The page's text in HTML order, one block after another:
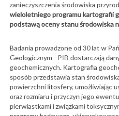
zanieczyszczenia środowiska
wieloletniego programu kartografii
podstawą oceny stanu środowiska
Badania prowadzone od 30 lat w
Geologicznym - PIB dostarczają
geochemicznych. Kartografia
sposób przedstawia stan
powierzchni litosfery, umożliwiając
oraz rozmiaru i przyczyn jego
pierwiastkami i związkami